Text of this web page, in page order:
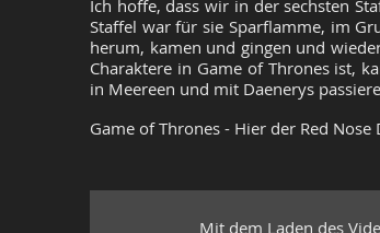
Ich hoffe, dass wir in der sechsten
Staffel war für sie Sparflamme, im
herum, kamen und gingen und
Charaktere in Game of Thrones ist,
in Meereen und mit Daenerys
Game of Thrones - Hier der Red Nose
Mit dem Laden des